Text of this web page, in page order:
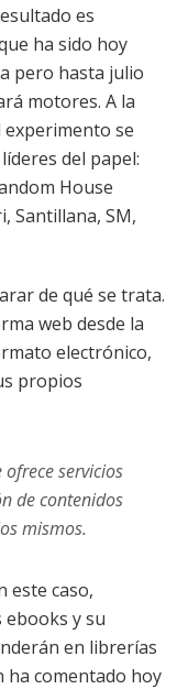
es
ha sido hoy
pero hasta julio
motores. A la
experimento se
del papel:
House
Santillana, SM,
de qué se trata.
web desde la
electrónico,
propios
servicios
de contenidos
mismos.
este caso,
y su
en librerías
ha comentado hoy